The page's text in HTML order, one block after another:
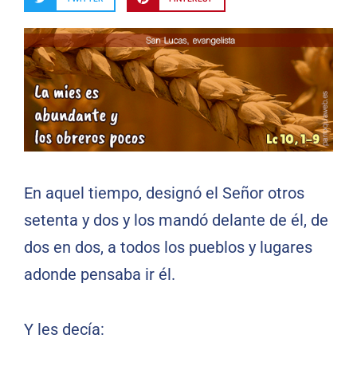
En aquel tiempo, designó el Señor otros
setenta y dos y los mandó delante de él, de
dos en dos, a todos los pueblos y lugares
adonde pensaba ir él.
Y les decía: